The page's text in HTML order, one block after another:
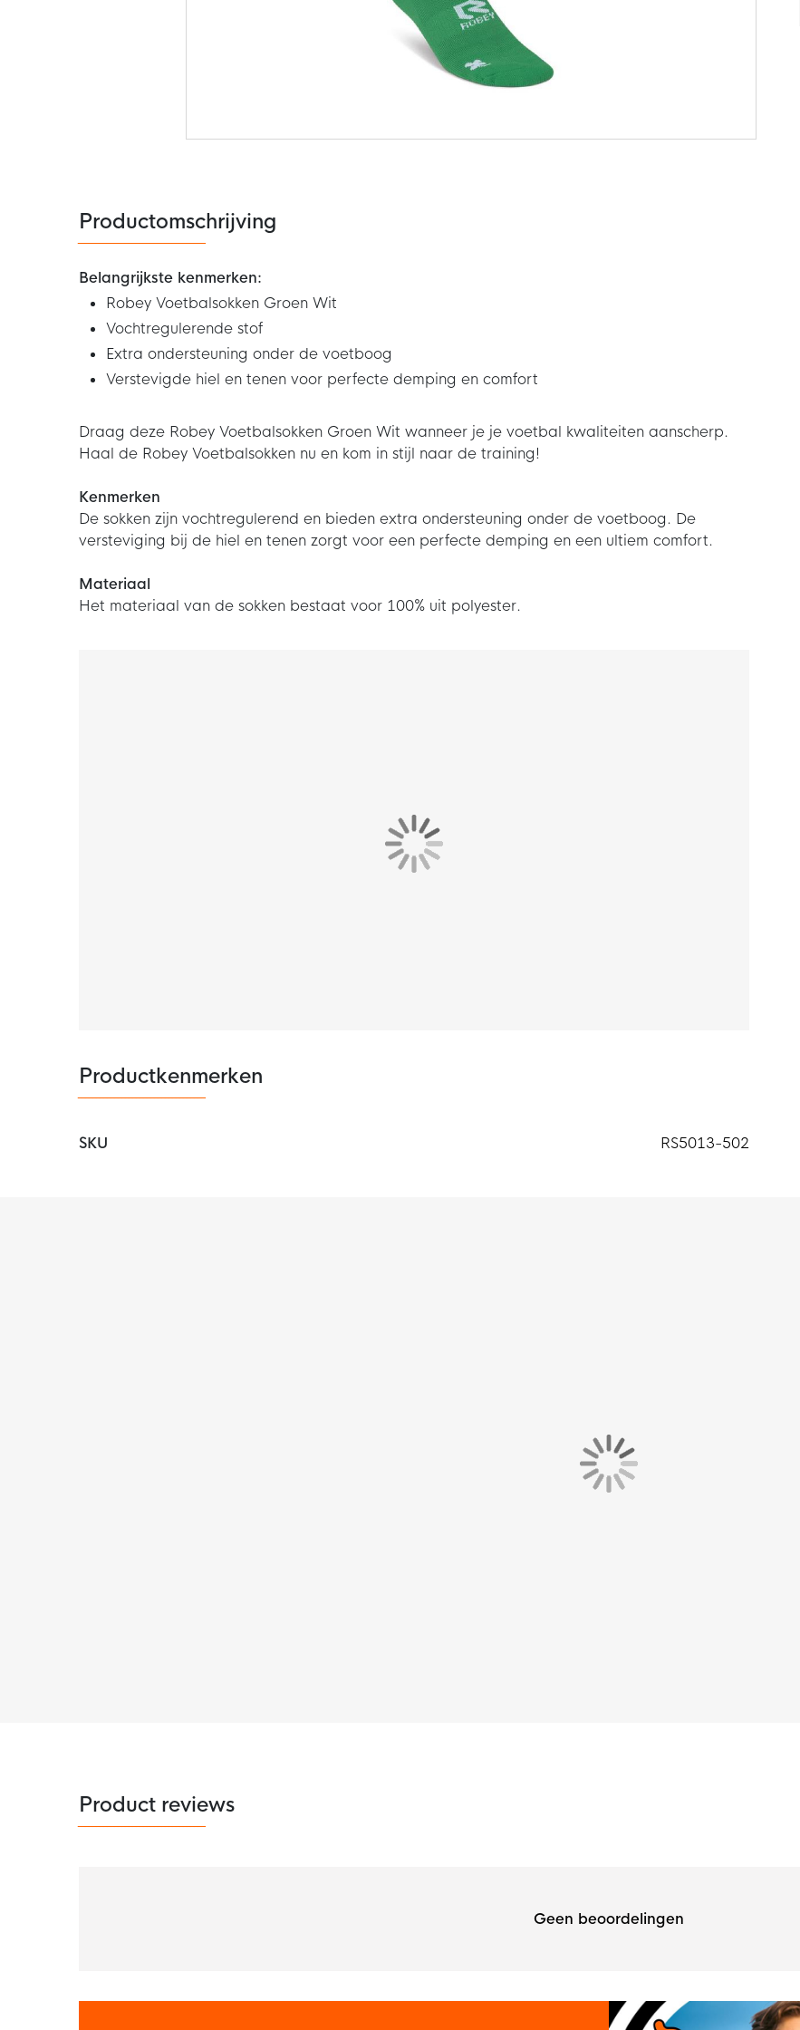
de
afbeeldingen-
gallerij
Productomschrijving
Belangrijkste kenmerken:
Robey Voetbalsokken Groen Wit
Vochtregulerende stof
Extra ondersteuning onder de voetboog
Verstevigde hiel en tenen voor perfecte demping en comfort
Draag deze Robey Voetbalsokken Groen Wit wanneer je je voetbal kwaliteiten aanscherp.
Haal de Robey Voetbalsokken nu en kom in stijl naar de training!
Kenmerken
De sokken zijn vochtregulerend en bieden extra ondersteuning onder de voetboog. De
versteviging bij de hiel en tenen zorgt voor een perfecte demping en een ultiem comfort.
Materiaal
Het materiaal van de sokken bestaat voor 100% uit polyester.
Productkenmerken
SKU RS5013-502
Product reviews
Geen beoordelingen